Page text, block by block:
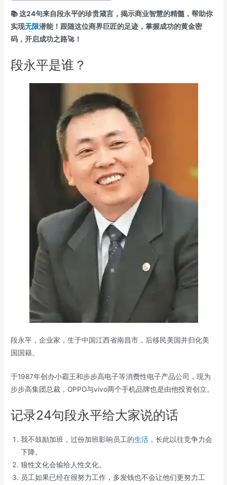
📚 这24句来自段永平的珍贵箴言，揭示商业智慧的精髓，帮助你
实现无限潜能！跟随这位商界巨匠的足迹，掌握成功的黄金密
码，开启成功之路🚀！
段永平是谁？
段永平，企业家，生于中国江西省南昌市，后移民美国并归化美
国国籍。
于1987年创办小霸王和步步高电子等消费性电子产品公司，现为
步步高集团总裁，OPPO与vivo两个手机品牌也是由他投资创立。
记录24句段永平给大家说的话
我不鼓励加班，过份加班影响员工的生活 ，长此以往竞争力会
下降。
狼性文化会输给人性文化。
员工如果已经在很努力工作，多发钱也不会让他们更努力工